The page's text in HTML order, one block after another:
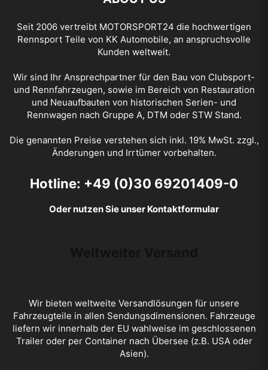
Seit 2006 vertreibt MOTORSPORT24 die hochwertigen
Rennsport Teile von KK Automobile, an anspruchsvolle
Kunden weltweit.
Wir sind Ihr Ansprechpartner für den Bau von Clubsport-
und Rennfahrzeugen, sowie im Bereich von Restauration
und Neuaufbauten von historischen Serien- und
Rennwagen nach Gruppe A, DTM oder STW Stand.
Die genannten Preise verstehen sich inkl. 19% MwSt. zzgl.,
Änderungen und Irrtümer vorbehalten.
Hotline: +49 (0)30 69201409-0
Oder nutzen Sie unser Kontaktformular
Wir bieten weltweite Versandlösungen für unsere
Fahrzeugteile in allen Sendungsdimensionen. Fahrzeuge
liefern wir innerhalb der EU wahlweise im geschlossenen
Trailer oder per Container nach Übersee (z.B. USA oder
Asien).